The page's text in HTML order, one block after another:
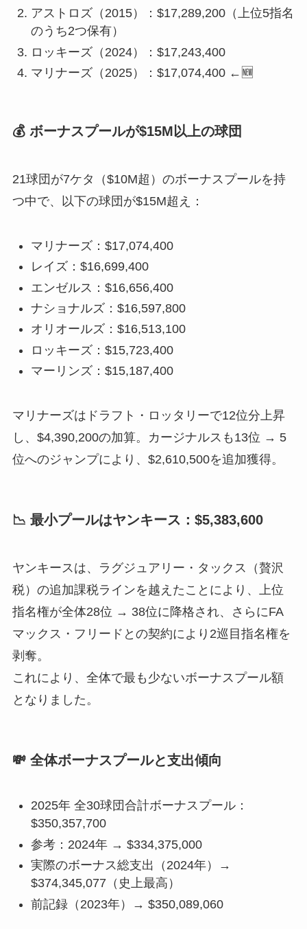
アストロズ（2015）：$17,289,200（上位5指名
のうち2つ保有）
ロッキーズ（2024）：$17,243,400
マリナーズ（2025）：$17,074,400 ←🆕
💰 ボーナスプールが$15M以上の球団
21球団が7ケタ（$10M超）のボーナスプールを持
つ中で、以下の球団が$15M超え：
マリナーズ：$17,074,400
レイズ：$16,699,400
エンゼルス：$16,656,400
ナショナルズ：$16,597,800
オリオールズ：$16,513,100
ロッキーズ：$15,723,400
マーリンズ：$15,187,400
マリナーズはドラフト・ロッタリーで12位分上昇
し、$4,390,200の加算。カージナルスも13位 → 5
位へのジャンプにより、$2,610,500を追加獲得。
📉 最小プールはヤンキース：$5,383,600
ヤンキースは、ラグジュアリー・タックス（贅沢
税）の追加課税ラインを越えたことにより、上位
指名権が全体28位 → 38位に降格され、さらにFA
マックス・フリードとの契約により2巡目指名権を
剥奪。
これにより、全体で最も少ないボーナスプール額
となりました。
💸 全体ボーナスプールと支出傾向
2025年 全30球団合計ボーナスプール：
$350,357,700
参考：2024年 → $334,375,000
実際のボーナス総支出（2024年）→
$374,345,077（史上最高）
前記録（2023年）→ $350,089,060